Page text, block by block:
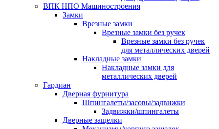
ВПК НПО Машиностроения
Замки
Врезные замки
Врезные замки без ручек
Врезные замки без ручек
для металлических дверей
Накладные замки
Накладные замки для
металлических дверей
Гардиан
Дверная фурнитура
Шпингалеты/засовы/задвижки
Задвижки/шпингалеты
Дверные защелки